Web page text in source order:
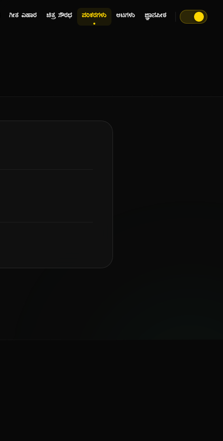
ಗೀತ ವಿಹಾರ ಚಿತ್ರ ಸೌರಭ ಪರಿಕರಗಳು ಆಟಗಳು ಜ್ಞಾನಪೀಠ